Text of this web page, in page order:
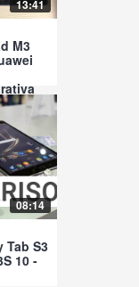
13:41
M3
08:14
Tab S3
10 -